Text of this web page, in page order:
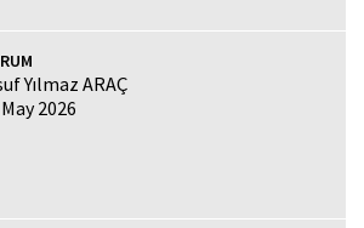
Yılmaz ARAÇ
2026